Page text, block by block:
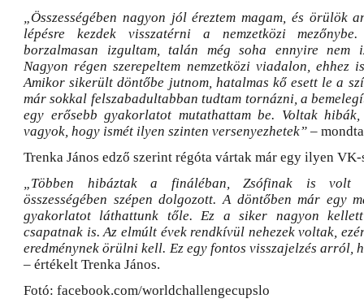
„Összességében nagyon jól éreztem magam, és örülök
lépésre kezdek visszatérni a nemzetközi
borzalmasan izgultam, talán még soha ennyire nem
Nagyon régen szerepeltem nemzetközi viadalon, ehhez
Amikor sikerült döntőbe jutnom, hatalmas kő esett le a
már sokkal felszabadultabban tudtam tornázni, a
egy erősebb gyakorlatot mutathattam be. Voltak
vagyok, hogy ismét ilyen szinten versenyezhetek” –
Trenka János edző szerint régóta vártak már egy ilyen
„Többen hibáztak a fináléban, Zsófinak is volt
összességében szépen dolgozott. A döntőben már egy
gyakorlatot láthattunk tőle. Ez a siker nagyon
csapatnak is. Az elmúlt évek rendkívül nehezek voltak,
eredménynek örülni kell. Ez egy fontos visszajelzés arról,
– értékelt Trenka János.
Fotó: facebook.com/worldchallengecupslo